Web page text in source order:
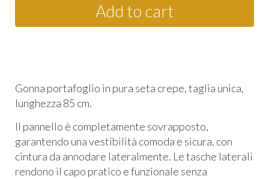
Add to cart
Gonna portafoglio in pura seta crepe, taglia unica,
lunghezza 85 cm.
Il pannello è completamente sovrapposto,
garantendo una vestibilità comoda e sicura, con
cintura da annodare lateralmente. Le tasche laterali
rendono il capo pratico e funzionale senza